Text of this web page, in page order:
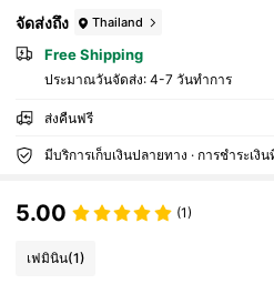
จัดส่งถึง Thailand
Free Shipping
ประมาณวันจัดส่ง: 4-7 วันทำการ
ส่งคืนฟรี
5.00 (1)
เฟมินิน(1)